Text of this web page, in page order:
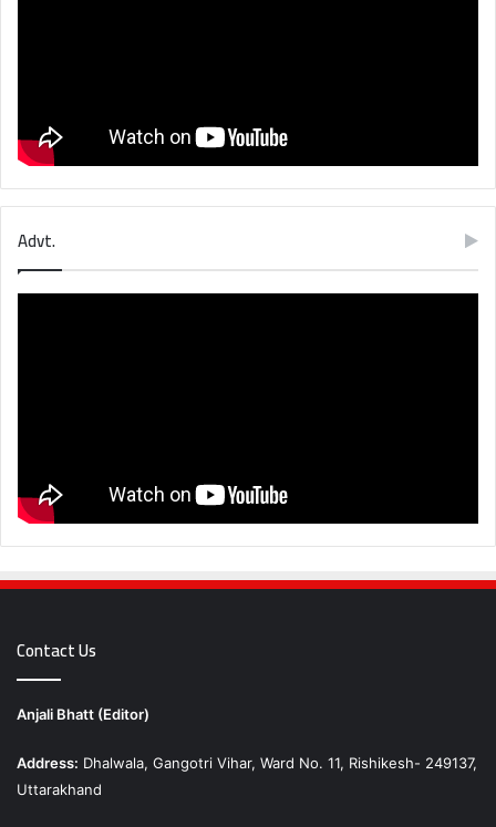
Advt.
Contact Us
Anjali Bhatt (Editor)
Address: Dhalwala, Gangotri Vihar, Ward No. 11, Rishikesh- 249137,
Uttarakhand